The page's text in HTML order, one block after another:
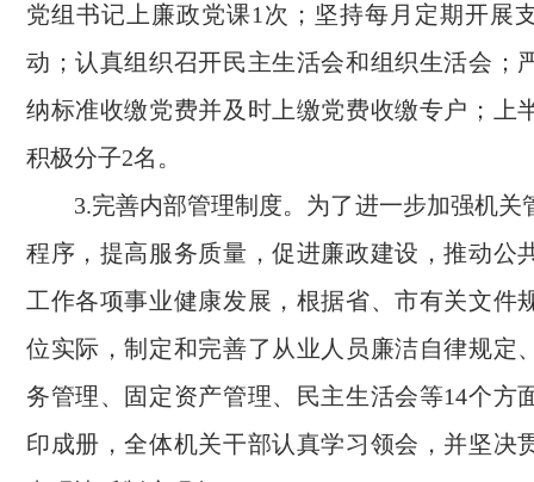
党组书记上廉政党课1次；坚持每月定期开展
动；认真组织召开民主生活会和组织生活会；
纳标准收缴党费并及时上缴党费收缴专户；上
积极分子2名。
3.完善内部管理制度。为了进一步加强机关
程序，提高服务质量，促进廉政建设，推动公
工作各项事业健康发展，根据省、市有关文件
位实际，制定和完善了从业人员廉洁自律规定
务管理、固定资产管理、民主生活会等14个方
印成册，全体机关干部认真学习领会，并坚决